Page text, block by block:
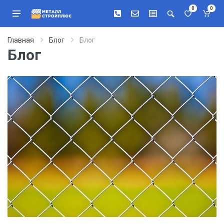
0 0
Главная Блог Блог
Блог